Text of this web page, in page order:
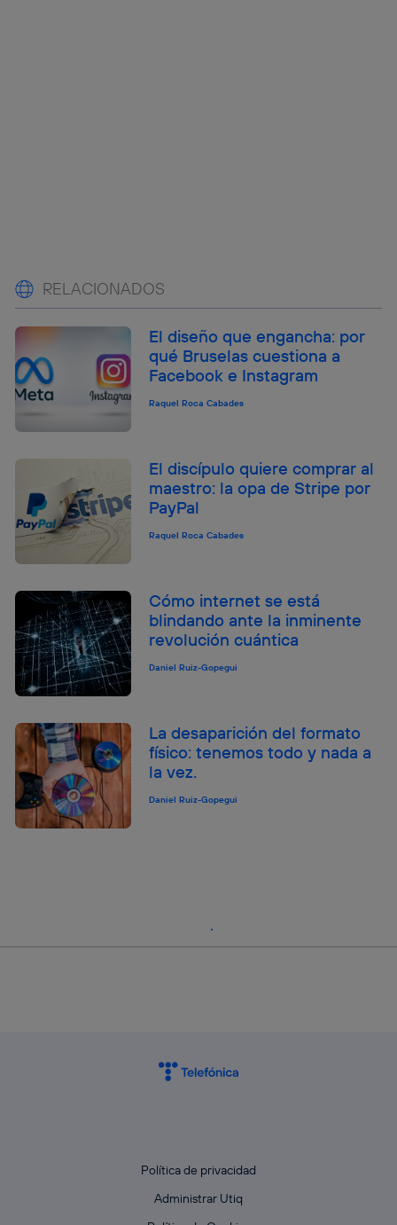
RELACIONADOS
El diseño que engancha: por
qué Bruselas cuestiona a
Facebook e Instagram
Raquel Roca Cabades
El discípulo quiere comprar al
maestro: la opa de Stripe por
PayPal
Raquel Roca Cabades
Cómo internet se está
blindando ante la inminente
revolución cuántica
Daniel Ruiz-Gopegui
La desaparición del formato
físico: tenemos todo y nada a
la vez.
Daniel Ruiz-Gopegui
Política de privacidad
Administrar Utiq